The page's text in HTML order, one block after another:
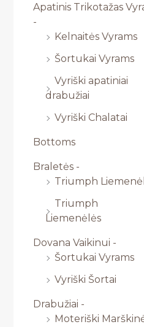
Apatinis Trikotažas
-
Kelnaitės Vyrams
Šortukai Vyrams
Vyriški apatiniai
drabužiai
Vyriški Chalatai
Bottoms
Braletės -
Triumph
Triumph
Liemenėlės
Dovana Vaikinui -
Šortukai Vyrams
Vyriški Šortai
Drabužiai -
Moteriški